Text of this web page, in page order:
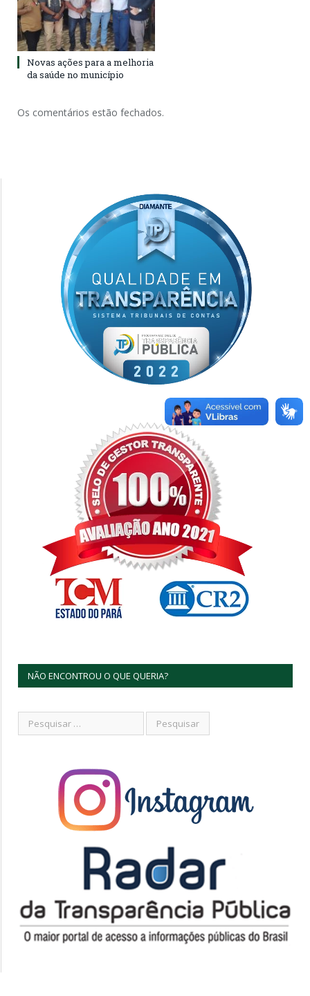
Novas ações para a melhoria
da saúde no município
Os comentários estão fechados.
NÃO ENCONTROU O QUE QUERIA?